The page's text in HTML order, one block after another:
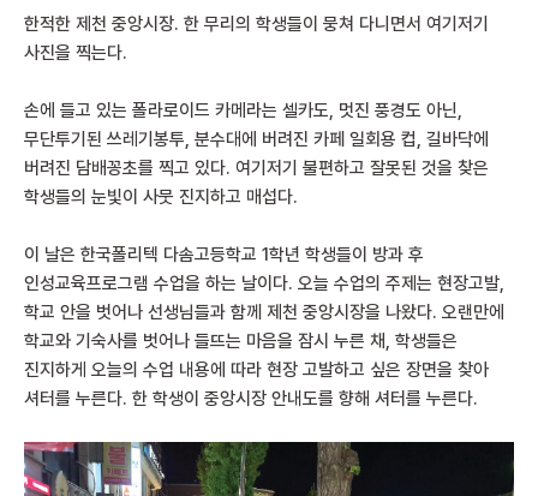
한적한 제천 중앙시장. 한 무리의 학생들이 뭉쳐 다니면서 여기저기
사진을 찍는다.
손에 들고 있는 폴라로이드 카메라는 셀카도, 멋진 풍경도 아닌,
무단투기된 쓰레기봉투, 분수대에 버려진 카페 일회용 컵, 길바닥에
버려진 담배꽁초를 찍고 있다. 여기저기 불편하고 잘못된 것을 찾은
학생들의 눈빛이 사뭇 진지하고 매섭다.
이 날은 한국폴리텍 다솜고등학교 1학년 학생들이 방과 후
인성교육프로그램 수업을 하는 날이다. 오늘 수업의 주제는 현장고발,
학교 안을 벗어나 선생님들과 함께 제천 중앙시장을 나왔다. 오랜만에
학교와 기숙사를 벗어나 들뜨는 마음을 잠시 누른 채, 학생들은
진지하게 오늘의 수업 내용에 따라 현장 고발하고 싶은 장면을 찾아
셔터를 누른다. 한 학생이 중앙시장 안내도를 향해 셔터를 누른다.